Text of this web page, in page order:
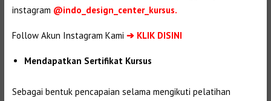
instagram @indo_design_center_kursus.
Follow Akun Instagram Kami ➔ KLIK DISINI
Mendapatkan Sertifikat Kursus
Sebagai bentuk pencapaian selama mengikuti pelatihan